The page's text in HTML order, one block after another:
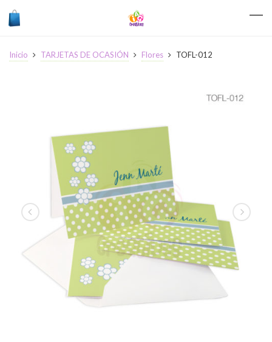
Inicio TARJETAS DE OCASIÓN Flores TOFL-012